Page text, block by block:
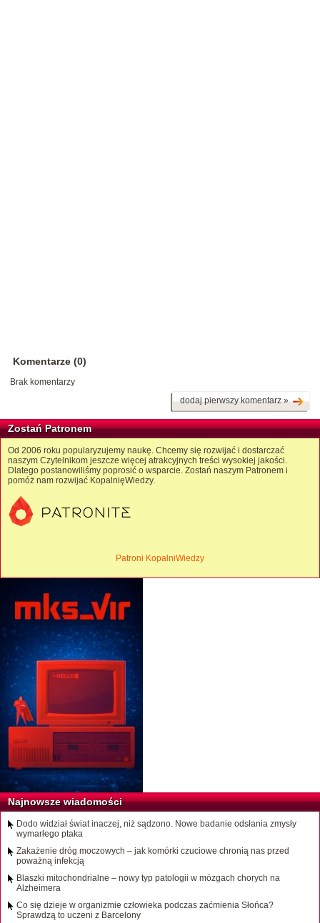
Komentarze (0)
Brak komentarzy
dodaj pierwszy komentarz »
Zostań Patronem
Od 2006 roku popularyzujemy naukę. Chcemy się rozwijać i dostarczać
naszym Czytelnikom jeszcze więcej atrakcyjnych treści wysokiej jakości.
Dlatego postanowiliśmy poprosić o wsparcie. Zostań naszym Patronem i
pomóż nam rozwijać KopalnięWiedzy.
Patroni KopalniWiedzy
Najnowsze wiadomości
Dodo widział świat inaczej, niż sądzono. Nowe badanie odsłania zmysły
wymarłego ptaka
Zakażenie dróg moczowych – jak komórki czuciowe chronią nas przed
poważną infekcją
Blaszki mitochondrialne – nowy typ patologii w mózgach chorych na
Alzheimera
Co się dzieje w organizmie człowieka podczas zaćmienia Słońca?
Sprawdzą to uczeni z Barcelony